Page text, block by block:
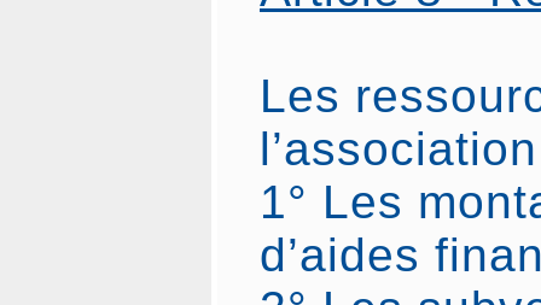
Les
1° Les
d’aides